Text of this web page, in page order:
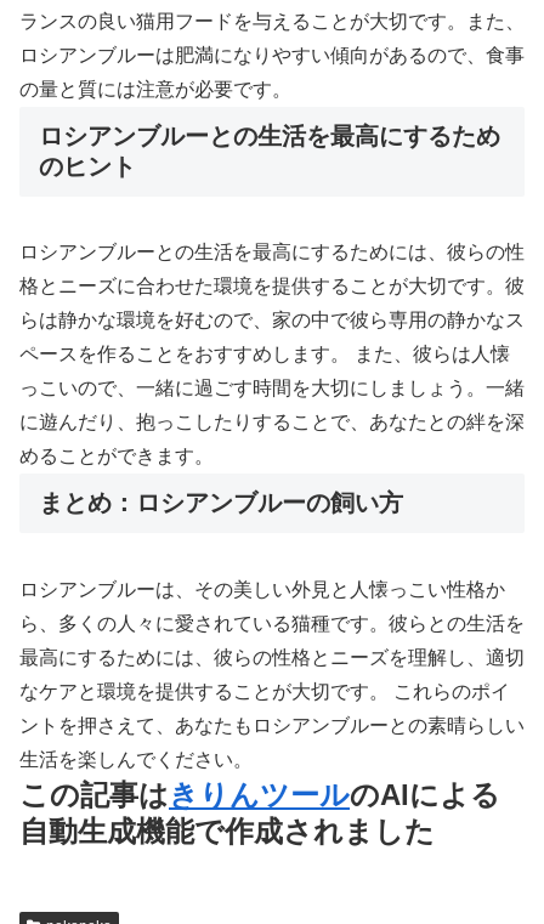
ランスの良い猫用フードを与えることが大切です。また、
ロシアンブルーは肥満になりやすい傾向があるので、食事
の量と質には注意が必要です。
ロシアンブルーとの生活を最高にするため
のヒント
ロシアンブルーとの生活を最高にするためには、彼らの性
格とニーズに合わせた環境を提供することが大切です。彼
らは静かな環境を好むので、家の中で彼ら専用の静かなス
ペースを作ることをおすすめします。 また、彼らは人懐
っこいので、一緒に過ごす時間を大切にしましょう。一緒
に遊んだり、抱っこしたりすることで、あなたとの絆を深
めることができます。
まとめ：ロシアンブルーの飼い方
ロシアンブルーは、その美しい外見と人懐っこい性格か
ら、多くの人々に愛されている猫種です。彼らとの生活を
最高にするためには、彼らの性格とニーズを理解し、適切
なケアと環境を提供することが大切です。 これらのポイ
ントを押さえて、あなたもロシアンブルーとの素晴らしい
生活を楽しんでください。
この記事はきりんツールのAIによる
自動生成機能で作成されました